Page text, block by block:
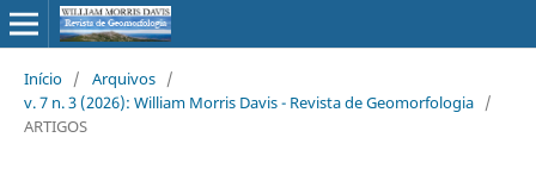
Início / Arquivos /
v. 7 n. 3 (2026): William Morris Davis - Revista de Geomorfologia /
ARTIGOS